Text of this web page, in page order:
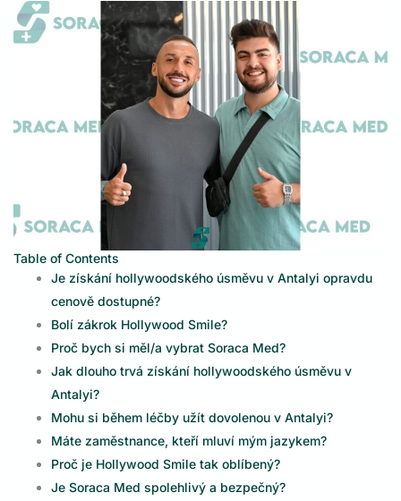
Table of Contents
Je získání hollywoodského úsměvu v Antalyi opravdu
cenově dostupné?
Bolí zákrok Hollywood Smile?
Proč bych si měl/a vybrat Soraca Med?
Jak dlouho trvá získání hollywoodského úsměvu v
Antalyi?
Mohu si během léčby užít dovolenou v Antalyi?
Máte zaměstnance, kteří mluví mým jazykem?
Proč je Hollywood Smile tak oblíbený?
Je Soraca Med spolehlivý a bezpečný?